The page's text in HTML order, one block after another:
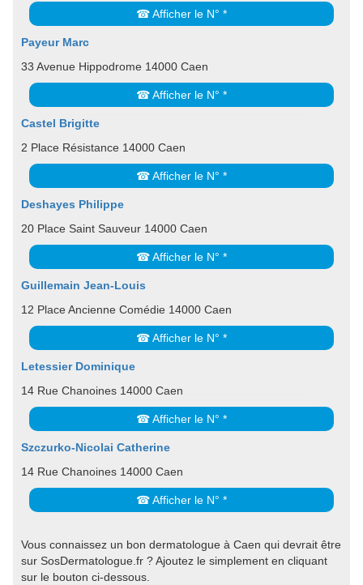
☎ Afficher le N° *
Payeur Marc
33 Avenue Hippodrome 14000 Caen
☎ Afficher le N° *
Castel Brigitte
2 Place Résistance 14000 Caen
☎ Afficher le N° *
Deshayes Philippe
20 Place Saint Sauveur 14000 Caen
☎ Afficher le N° *
Guillemain Jean-Louis
12 Place Ancienne Comédie 14000 Caen
☎ Afficher le N° *
Letessier Dominique
14 Rue Chanoines 14000 Caen
☎ Afficher le N° *
Szczurko-Nicolai Catherine
14 Rue Chanoines 14000 Caen
☎ Afficher le N° *
Vous connaissez un bon dermatologue à Caen qui devrait être
sur SosDermatologue.fr ? Ajoutez le simplement en cliquant
sur le bouton ci-dessous.